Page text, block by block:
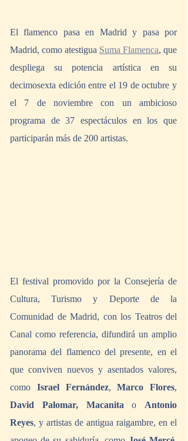
El flamenco pasa en Madrid y pasa por
Madrid, como atestigua Suma Flamenca, que
despliega su potencia artística en su
decimosexta edición entre el 19 de octubre y
el 7 de noviembre con un ambicioso
programa de 37 espectáculos en los que
participarán más de 200 artistas.
El festival promovido por la Consejería de
Cultura, Turismo y Deporte de la
Comunidad de Madrid, con los Teatros del
Canal como referencia, difundirá un amplio
panorama del flamenco del presente, en el
que conviven nuevos y asentados valores,
como Israel Fernández, Marco Flores
David Palomar, Macanita o Antonio
Reyes, y artistas de antigua raigambre, en el